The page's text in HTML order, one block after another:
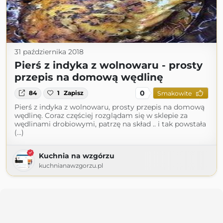
31 października 2018
Pierś z indyka z wolnowaru - prosty
przepis na domową wędlinę
84 1 Zapisz 0 Smakowite
Pierś z indyka z wolnowaru, prosty przepis na domową
wędlinę. Coraz częściej rozglądam się w sklepie za
wędlinami drobiowymi, patrzę na skład .. i tak powstała
(...)
Kuchnia na wzgórzu
kuchnianawzgorzu.pl